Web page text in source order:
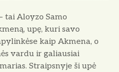
tai Aloyzo Samo
upę, kuri savo
kaip Akmena, o
vardu ir galiausiai
Straipsnyje ši upė